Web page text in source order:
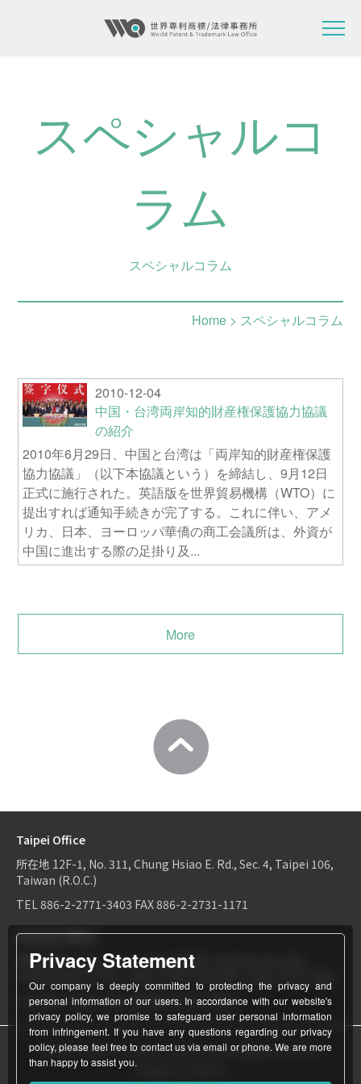
スペシャルコ
ラム
スペシャルコラム
Home> スペシャルコラム
2010-12-04
中国・台湾両岸知的財産権保護協力協議
の紹介
2010年6月29日、中国と台湾は「両岸知的財産権保護
協力協議」（以下本協議という）を締結し、9月12日
正式に施行された。英語版を世界貿易機構（WTO）に
提出すれば通知手続きが完了する。これに伴い、アメ
リカ、日本、ヨーロッパ華僑の商工会議所は、外資が
中国に進出する際の足掛り及...
More
Taipei Office
所在地 12F-1, No. 311, Chung Hsiao E. Rd., Sec. 4, Taipei 106,
Taiwan (R.O.C.)
TEL886-2-2771-3403 FAX886-2-2731-1171
Hsinchu Office
所在地6F-2, No.1, Sec. 2, Dongda Rd., Hsinchu City 300,
Taiwan (R.O.C.)
TEL886-3-534-9161FAX886-3-531-0460
© World Patent Limited Company Inc All Rights Reserved.
Design by Julyinfo.
Privacy Statement
Our company is deeply committed to protecting the privacy and
personal information of our users. In accordance with our website's
privacy policy, we promise to safeguard user personal information
from infringement. If you have any questions regarding our privacy
policy, please feel free to contact us via email or phone. We are more
than happy to assist you.